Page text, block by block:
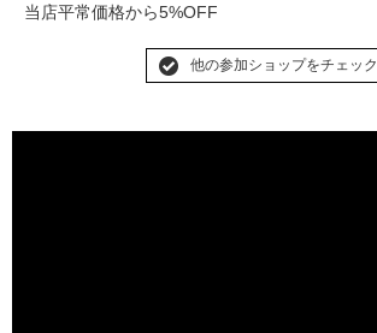
当店平常価格から5%OFF
他の参加ショップをチェック